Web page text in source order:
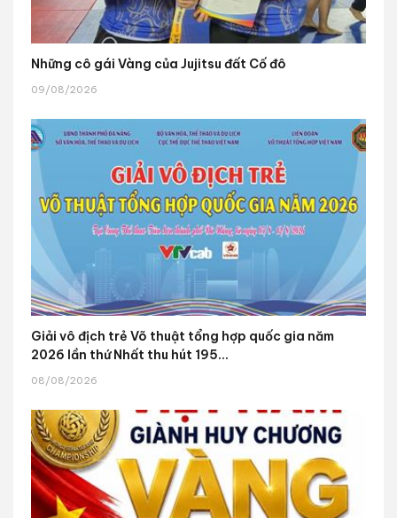
Những cô gái Vàng của Jujitsu đất Cố đô
09/08/2026
Giải vô địch trẻ Võ thuật tổng hợp quốc gia năm
2026 lần thứ Nhất thu hút 195...
08/08/2026